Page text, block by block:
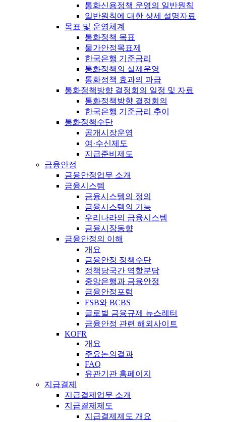
통화신용정책 운영의 일반원칙
일반원칙에 대한 상세 설명자료
목표 및 운영체계
통화정책 목표
물가안정목표제
한국은행 기준금리
통화정책의 실제운영
통화정책 효과의 파급
통화정책방향 결정회의 일정 및 자료
통화정책방향 결정회의
한국은행 기준금리 추이
통화정책수단
공개시장운영
여·수신제도
지급준비제도
금융안정
금융안정업무 소개
금융시스템
금융시스템의 정의
금융시스템의 기능
우리나라의 금융시스템
금융시장동향
금융안정의 이해
개요
금융안정 정책수단
정책당국간 역할분담
중앙은행과 금융안정
금융안정포럼
FSB와 BCBS
글로벌 금융규제 뉴스레터
금융안정 관련 해외사이트
KOFR
개요
주요논의결과
FAQ
유관기관 홈페이지
지급결제
지급결제업무 소개
지급결제제도
지급결제제도 개요